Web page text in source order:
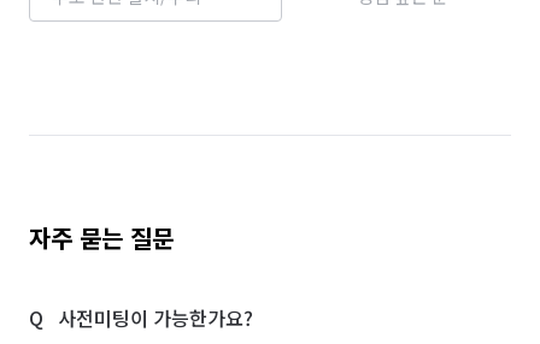
자주 묻는 질문
사전미팅이 가능한가요?